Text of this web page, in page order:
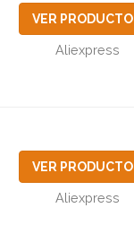
VER PRODUCTO
Aliexpress
VER PRODUCTO
Aliexpress